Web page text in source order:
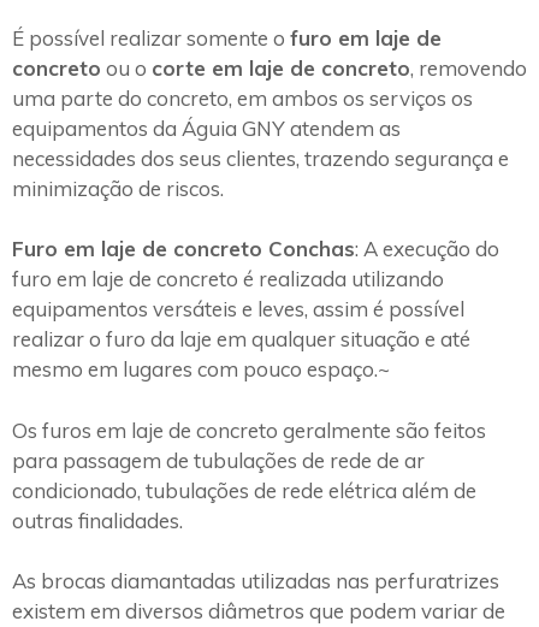
É possível realizar somente o furo em laje de
concreto ou o corte em laje de concreto, removendo
uma parte do concreto, em ambos os serviços os
equipamentos da Águia GNY atendem as
necessidades dos seus clientes, trazendo segurança e
minimização de riscos.
Furo em laje de concreto Conchas: A execução do
furo em laje de concreto é realizada utilizando
equipamentos versáteis e leves, assim é possível
realizar o furo da laje em qualquer situação e até
mesmo em lugares com pouco espaço.~
Os furos em laje de concreto geralmente são feitos
para passagem de tubulações de rede de ar
condicionado, tubulações de rede elétrica além de
outras finalidades.
As brocas diamantadas utilizadas nas perfuratrizes
existem em diversos diâmetros que podem variar de